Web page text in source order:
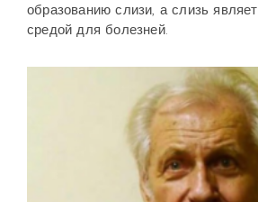
образованию слизи, а слизь
средой для болезней.